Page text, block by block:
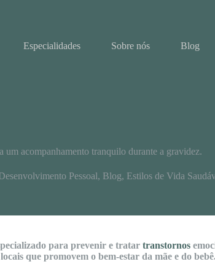
Especialidades Sobre nós Blog
um acompanhamento tranquilo durante a gravidez.
Pessoal, Blog, Estilos de Vida
para prevenir e tratar transtornos
que promovem o bem-estar da mãe e do